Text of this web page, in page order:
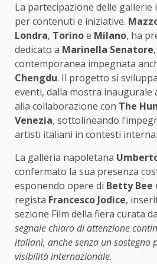
La partecipazione delle gallerie
per contenuti e iniziative.
Londra, Torinoe Milano, ha
dedicato a Marinella Senatore
contemporanea impegnata
Chengdu. Il progetto si
eventi, dalla mostra inaugurale
alla collaborazione con The
Venezia, sottolineando
artisti italiani in contesti
La galleria napoletana
confermato la sua presenza
esponendo opere di Betty Bee
regista Francesco Jodice,
sezione Film della fiera curata da
segnale chiaro di attenzione
italiani, anche senza un sostegno
visibilità internazionale.